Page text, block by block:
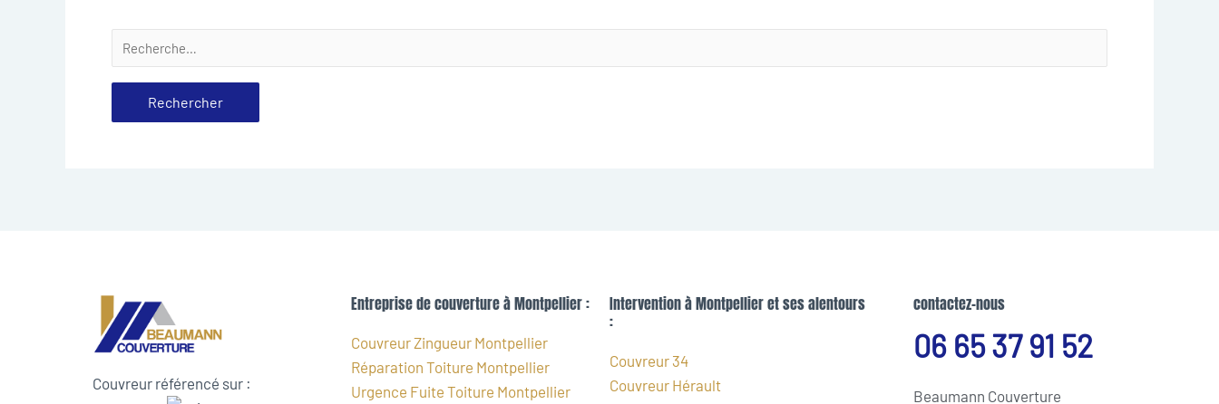
Couvreur référencé sur :
Entreprise de couverture à Montpellier :
Couvreur Zingueur Montpellier
Réparation Toiture Montpellier
Urgence Fuite Toiture Montpellier
Intervention à Montpellier et ses alentours
:
Couvreur 34
Couvreur Hérault
contactez-nous
06 65 37 91 52
Beaumann Couverture